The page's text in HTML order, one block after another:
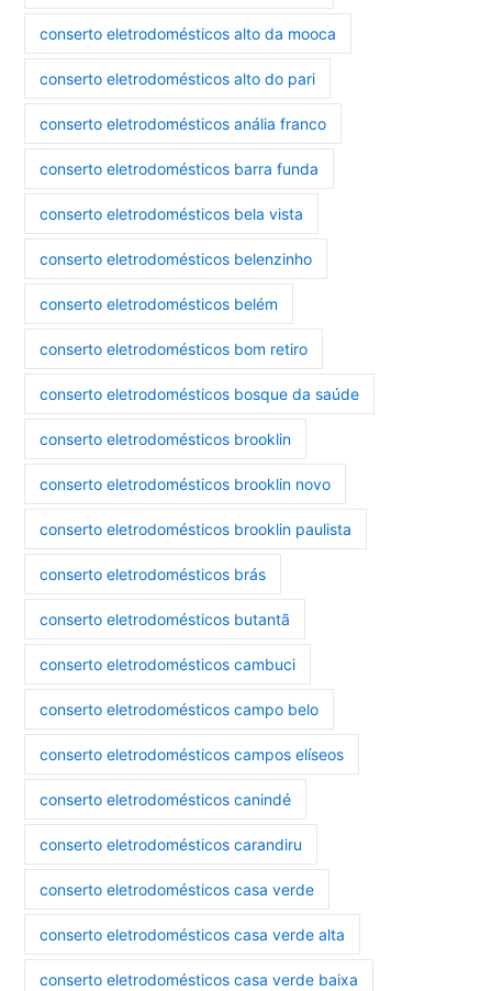
conserto eletrodomésticos alto da mooca
conserto eletrodomésticos alto do pari
conserto eletrodomésticos anália franco
conserto eletrodomésticos barra funda
conserto eletrodomésticos bela vista
conserto eletrodomésticos belenzinho
conserto eletrodomésticos belém
conserto eletrodomésticos bom retiro
conserto eletrodomésticos bosque da saúde
conserto eletrodomésticos brooklin
conserto eletrodomésticos brooklin novo
conserto eletrodomésticos brooklin paulista
conserto eletrodomésticos brás
conserto eletrodomésticos butantã
conserto eletrodomésticos cambuci
conserto eletrodomésticos campo belo
conserto eletrodomésticos campos elíseos
conserto eletrodomésticos canindé
conserto eletrodomésticos carandiru
conserto eletrodomésticos casa verde
conserto eletrodomésticos casa verde alta
conserto eletrodomésticos casa verde baixa